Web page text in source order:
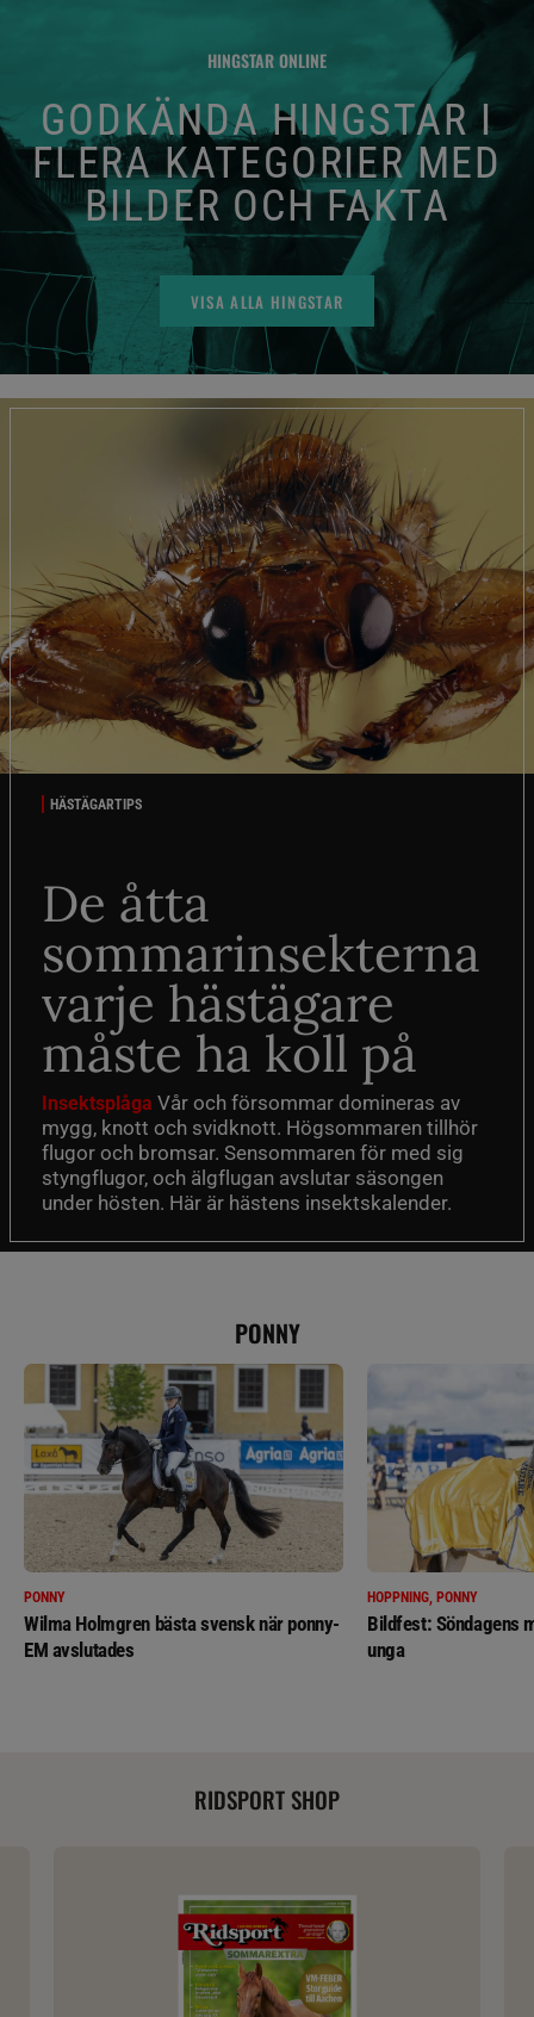
HINGSTAR ONLINE
GODKÄNDA HINGSTAR I
FLERA KATEGORIER MED
BILDER OCH FAKTA
VISA ALLA HINGSTAR
HÄSTÄGARTIPS
De åtta
sommarinsekterna
varje hästägare
måste ha koll på
Insektsplåga Vår och försommar domineras av
mygg, knott och svidknott. Högsommaren tillhör
flugor och bromsar. Sensommaren för med sig
styngflugor, och älgflugan avslutar säsongen
under hösten. Här är hästens insektskalender.
PONNY
PONNY
Wilma Holmgren bästa svensk när ponny-
EM avslutades
HOPPNING, PONNY
Bildfest: Söndagens
unga
RIDSPORT SHOP